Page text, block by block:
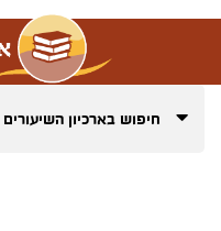
חיפוש בארכיון השיעורים